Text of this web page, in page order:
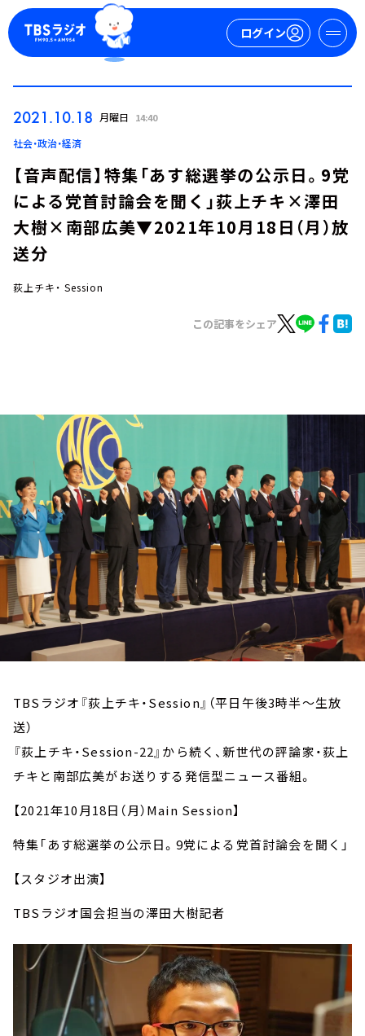
ログイン
今日の番組表
YouTube
会社情報
2021.10.18 月曜日 14:40
社会・政治・経済
【音声配信】特集「あす総選挙の公示日。9党
による党首討論会を聞く」荻上チキ×澤田
大樹×南部広美▼2021年10月18日（月）放
送分
荻上チキ・ Session
この記事をシェア
TBSラジオ『荻上チキ・Session』（平日午後3時半～生放
送）
『荻上チキ・Session-22』から続く、新世代の評論家・荻上
チキと南部広美がお送りする発信型ニュース番組。
【2021年10月18日（月）Main Session】
特集「あす総選挙の公示日。9党による党首討論会を聞く」
【スタジオ出演】
TBSラジオ国会担当の澤田大樹記者